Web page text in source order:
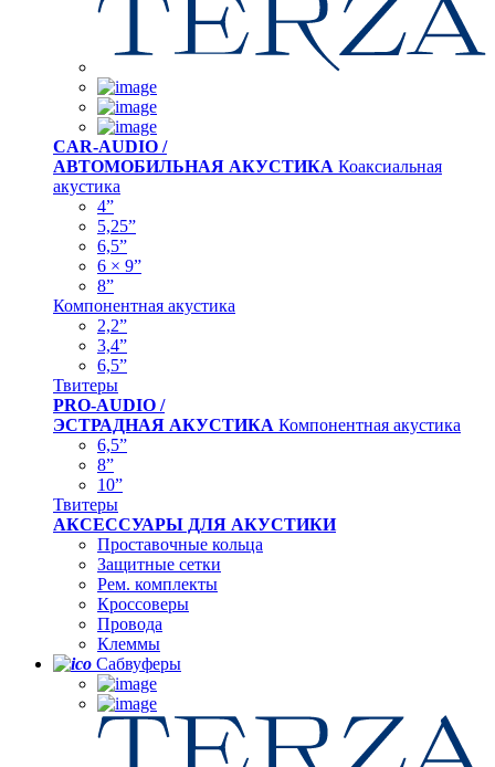
CAR-AUDIO /
АВТОМОБИЛЬНАЯ АКУСТИКА Коаксиальная
акустика
4”
5,25”
6,5”
6 × 9”
8”
Компонентная акустика
2,2”
3,4”
6,5”
Твитеры
PRO-AUDIO /
ЭСТРАДНАЯ АКУСТИКА Компонентная акустика
6,5”
8”
10”
Твитеры
АКСЕССУАРЫ ДЛЯ АКУСТИКИ
Проставочные кольца
Защитные сетки
Рем. комплекты
Кроссоверы
Провода
Клеммы
Сабвуферы